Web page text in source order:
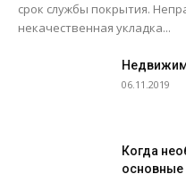
срок службы покрытия.
некачественная укладка...
06.11.2019
Когда
основные